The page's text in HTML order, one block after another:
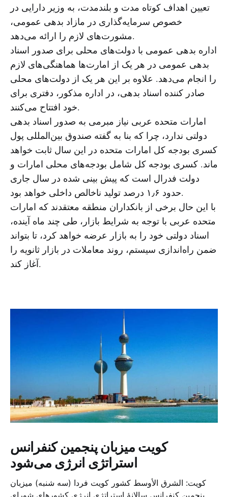
تعیین اهداف کوتاه مدت و بلندمدت، به وزیر دارایی در
خصوص سرمایه‌گذاری در مازاد بدهی عمومی،
مشورت‌های لازم را ارائه می‌دهد.
اداره بدهی عمومی با دولت‌های محلی برای صدور اسناد
بدهی عمومی در هر یک از امارت‌ها هماهنگی‌های لازم
را انجام می‌دهد. علاوه بر این هر یک از دولت‌های محلی
صادر کننده اسناد بدهی، در اداره مذکور، دفتری برای
خود افتتاح می‌کنند.
امارات متحده عربی نیاز مبرمی به صدور اسناد بدهی
دولتی ندارد، چرا که بنا به گفته صندوق بین‌المللی پول
کسری بودجه کل امارات متحده در این سال ثابت خواهد
ماند. کسری بودجه کل شامل بودجه‌های محلی امارات و
دولت فدرال است که پیش بینی شده در سال جاری
حدود ۱٫۶ درصد تولید ناخالص داخلی خواهد بود.
با این حال برخی از بانکداران منطقه معتقدند که امارات
متحده عربی با توجه به شرایط بازار، طی چند ماه آینده،
اسناد دولتی خود را به بازار عرضه خواهد کرد، تا بتواند
ضمن راه‌اندازی سیستم، روند معاملات در بازار ثانویه را
آغاز کند.
کویت میزبان پنجمین کنفرانس
استراتژی انرژی می‌شود
کویت: الشرق الأوسط کشور کویت فردا (سه شنبه) میزبان
پنجمین کنفرانس سالانهٔ استراتژی انرژی کشورهای شورای